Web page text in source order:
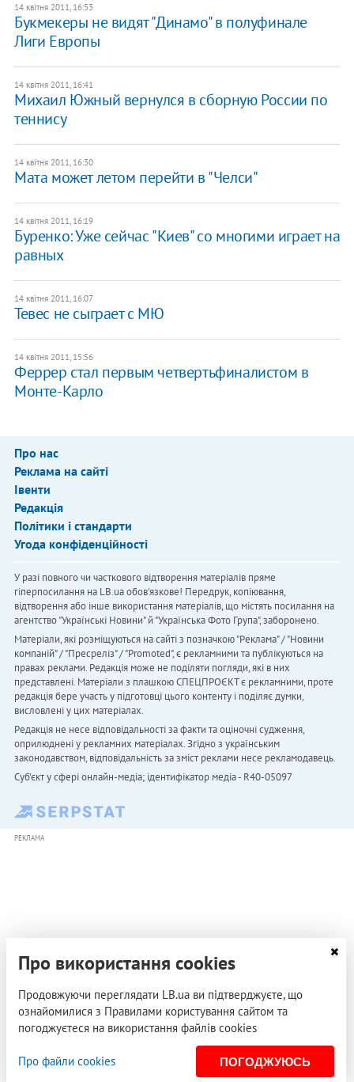
14 квітня 2011, 16:53
Букмекеры не видят "Динамо" в полуфинале
Лиги Европы
14 квітня 2011, 16:41
Михаил Южный вернулся в сборную России по
теннису
14 квітня 2011, 16:30
Мата может летом перейти в "Челси"
14 квітня 2011, 16:19
Буренко: Уже сейчас "Киев" со многими играет на
равных
14 квітня 2011, 16:07
Тевес не сыграет с МЮ
14 квітня 2011, 15:56
Феррер стал первым четвертьфиналистом в
Монте-Карло
Про нас
Реклама на сайті
Івенти
Редакція
Політики і стандарти
Угода конфіденційності
У разі повного чи часткового відтворення матеріалів пряме
гіперпосилання на LB.ua обов'язкове! Передрук, копіювання,
відтворення або інше використання матеріалів, що містять посилання на
агентство "Українськi Новини" й "Українська Фото Група", заборонено.
Матеріали, які розміщуються на сайті з позначкою "Реклама" / "Новини
компаній" / "Пресреліз" / "Promoted", є рекламними та публікуються на
правах реклами. Редакція може не поділяти погляди, які в них
представлені. Матеріали з плашкою СПЕЦПРОЄКТ є рекламними, проте
редакція бере участь у підготовці цього контенту і поділяє думки,
висловлені у цих матеріалах.
Редакція не несе відповідальності за факти та оціночні судження,
оприлюднені у рекламних матеріалах. Згідно з українським
законодавством, відповідальність за зміст реклами несе рекламодавець.
Cуб'єкт у сфері онлайн-медіа; ідентифікатор медіа - R40-05097
РЕКЛАМА
Про використання cookies
Продовжуючи переглядати LB.ua ви підтверджуєте, що
ознайомилися з Правилами користування сайтом та
погоджуєтеся на використання файлів cookies
Про файли cookies ПОГОДЖУЮСЬ